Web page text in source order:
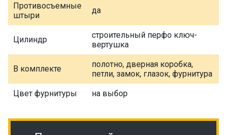
Противосъемные
штыри
да
Цилиндр
строительный перфо ключ-
вертушка
В комплекте
полотно, дверная коробка,
петли, замок, глазок, фурнитура
Цвет фурнитуры на выбор